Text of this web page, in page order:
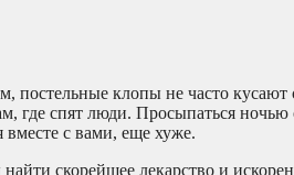
постельные клопы не часто кусают
где спят люди. Просыпаться
с вами, еще хуже.
скорейшее лекарство и